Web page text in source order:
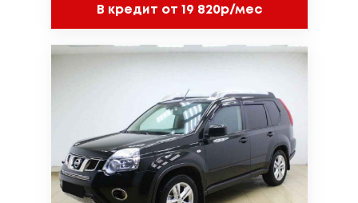
В кредит от 19 820р/мес